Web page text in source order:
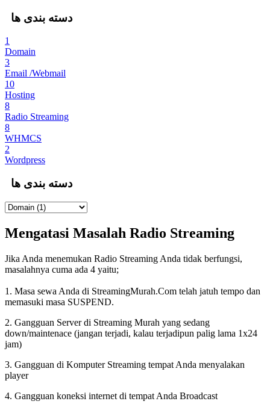
دسته بندی ها
1
Domain
3
Email /Webmail
10
Hosting
8
Radio Streaming
8
WHMCS
2
Wordpress
دسته بندی ها
Mengatasi Masalah Radio Streaming
Jika Anda menemukan Radio Streaming Anda tidak berfungsi,
masalahnya cuma ada 4 yaitu;
1. Masa sewa Anda di StreamingMurah.Com telah jatuh tempo dan
memasuki masa SUSPEND.
2. Gangguan Server di Streaming Murah yang sedang
down/maintenace (jangan terjadi, kalau terjadipun palig lama 1x24
jam)
3. Gangguan di Komputer Streaming tempat Anda menyalakan
player
4. Gangguan koneksi internet di tempat Anda Broadcast